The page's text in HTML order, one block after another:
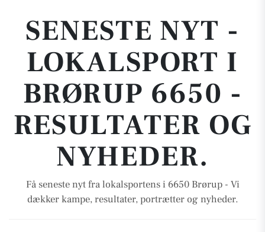
SENESTE NYT -
LOKALSPORT I
BRØRUP 6650 -
RESULTATER OG
NYHEDER.
Få seneste nyt fra lokalsportens i 6650 Brørup - Vi
dækker kampe, resultater, portrætter og nyheder.